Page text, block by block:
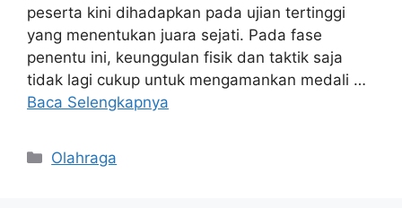
peserta kini dihadapkan pada ujian tertinggi
yang menentukan juara sejati. Pada fase
penentu ini, keunggulan fisik dan taktik saja
tidak lagi cukup untuk mengamankan medali …
Baca Selengkapnya
Kategori
Olahraga